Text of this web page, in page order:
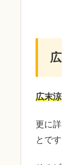
広末
更に
とです